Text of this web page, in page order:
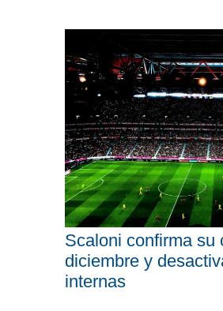
Scaloni confirma su
diciembre y
internas